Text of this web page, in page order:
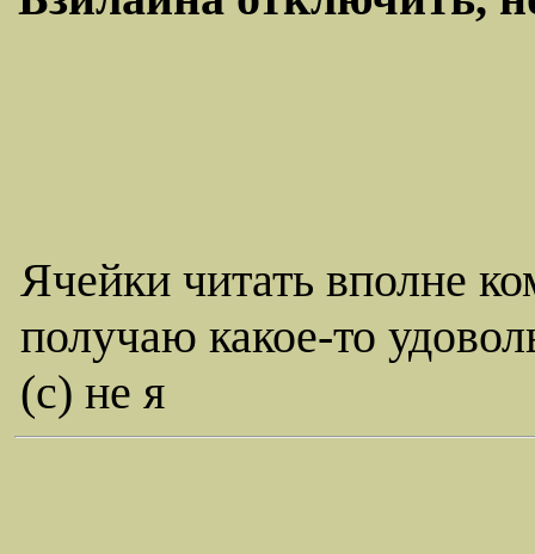
Ячейки читать вполне
получаю какое-то
(c) не я